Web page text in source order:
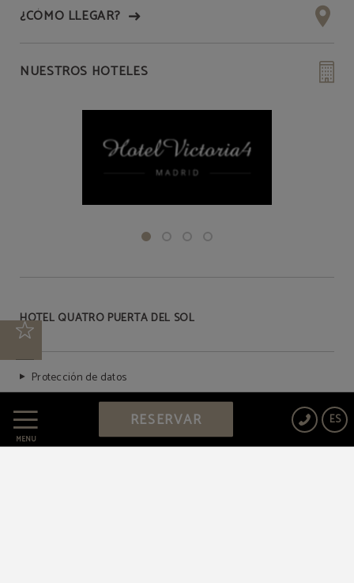
MENÚ
ES
RESERVAR
¿CÓMO LLEGAR?
NUESTROS HOTELES
HOTEL QUATRO PUERTA DEL SOL
Protección de datos
Política de cookies